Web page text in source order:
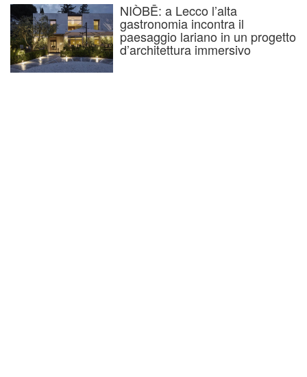
NIÒBĒ: a Lecco l’alta
gastronomia incontra il
paesaggio lariano in un progetto
d’architettura immersivo